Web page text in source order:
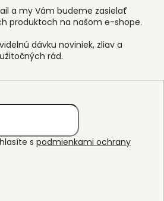
a my Vám budeme zasielať
produktoch na našom e-shope.
s podmienkami ochrany